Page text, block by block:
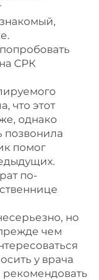
СРК
что этот
однако
позвонила
помог
по-
но
чем
у врача